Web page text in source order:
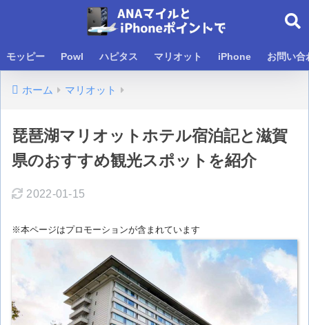
モッピー Powl ハピタス マリオット iPhone お問い合
ホーム マリオット
琵琶湖マリオットホテル宿泊記と滋賀
県のおすすめ観光スポットを紹介
2022-01-15
※本ページはプロモーションが含まれています